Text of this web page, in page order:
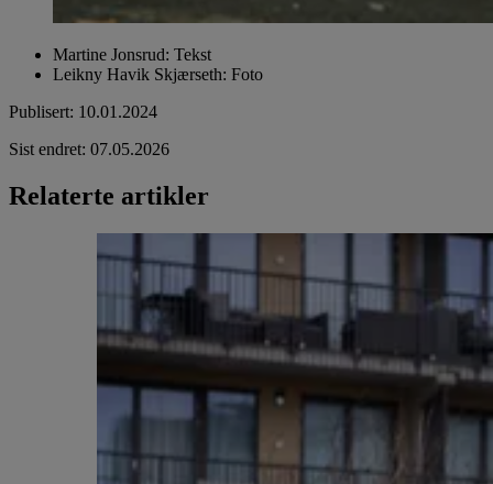
Martine Jonsrud: Tekst
Leikny Havik Skjærseth: Foto
Publisert: 10.01.2024
Sist endret: 07.05.2026
Relaterte artikler